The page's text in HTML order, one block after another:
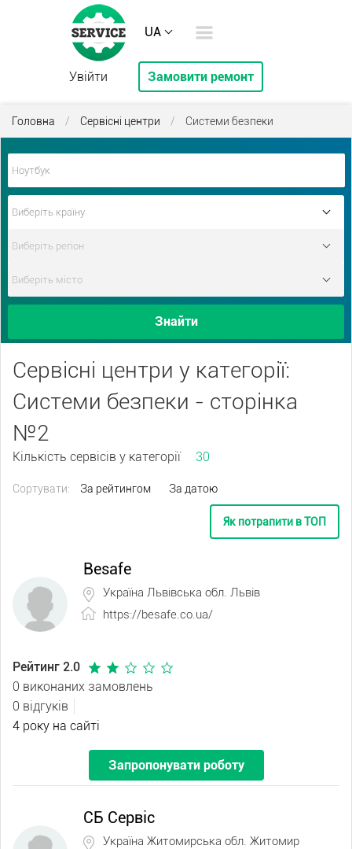
UA
Увійти Замовити ремонт
Головна / Сервісні центри / Системи безпеки
Знайти
Сервісні центри у категорії:
Системи безпеки - сторінка
№2
Кількість сервісів у категорії 30
Сортувати: За рейтингом За датою
Як потрапити в ТОП
Besafe
Україна Львівська обл. Львів
https://besafe.co.ua/
Рейтинг 2.0
0 виконаних замовлень
0 відгуків
4 року на сайті
Запропонувати роботу
СБ Сервіс
Україна Житомирська обл. Житомир